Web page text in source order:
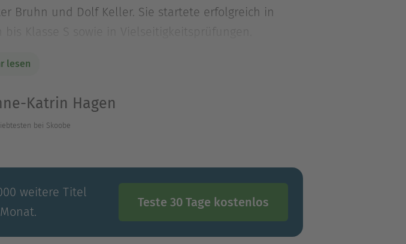
Bruhn und Dolf Keller. Sie startete erfolgreich in
Klasse S sowie in Vielseitigkeitsprüfungen.
von Pferd und Reiter geschrieben.
lesen
Katrin Hagen
bei Skoobe
weitere Titel
Teste 30 Tage kostenlos